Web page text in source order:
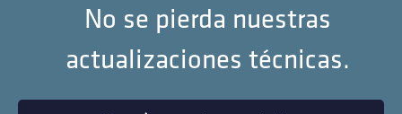
No se pierda nuestras
actualizaciones técnicas.